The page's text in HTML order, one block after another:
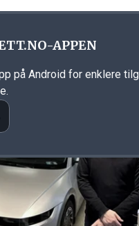
BilAPPEN
på Android for enklere